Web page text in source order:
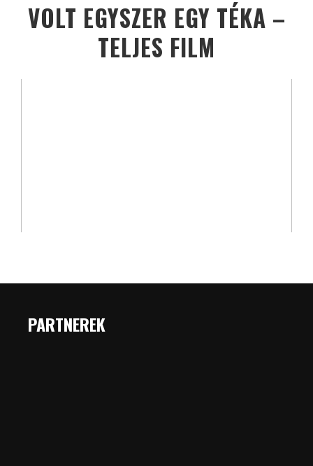
VOLT EGYSZER EGY TÉKA –
TELJES FILM
PARTNEREK